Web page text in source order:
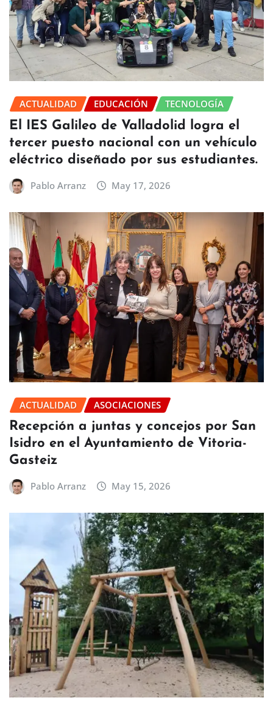
ACTUALIDAD EDUCACIÓN TECNOLOGÍA
El IES Galileo de Valladolid logra el
tercer puesto nacional con un vehículo
eléctrico diseñado por sus estudiantes.
Pablo Arranz May 17, 2026
ACTUALIDAD ASOCIACIONES
Recepción a juntas y concejos por San
Isidro en el Ayuntamiento de Vitoria-
Gasteiz
Pablo Arranz May 15, 2026